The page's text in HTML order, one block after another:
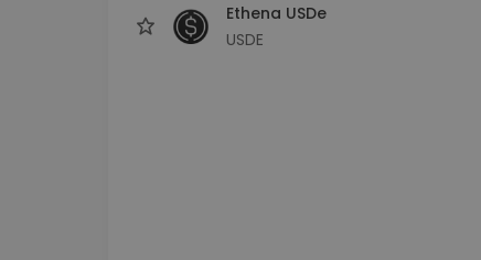
Ethena USDe
USDE